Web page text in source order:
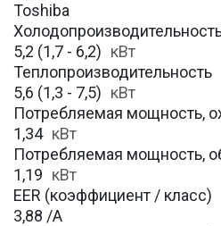
Toshiba
5,2 (1,7 - 6,2) кВт
Теплопроизводительность
5,6 (1,3 - 7,5) кВт
Потребляемая мощность,
1,34 кВт
Потребляемая мощность,
1,19 кВт
EER (коэффициент / класс)
3,88 /A